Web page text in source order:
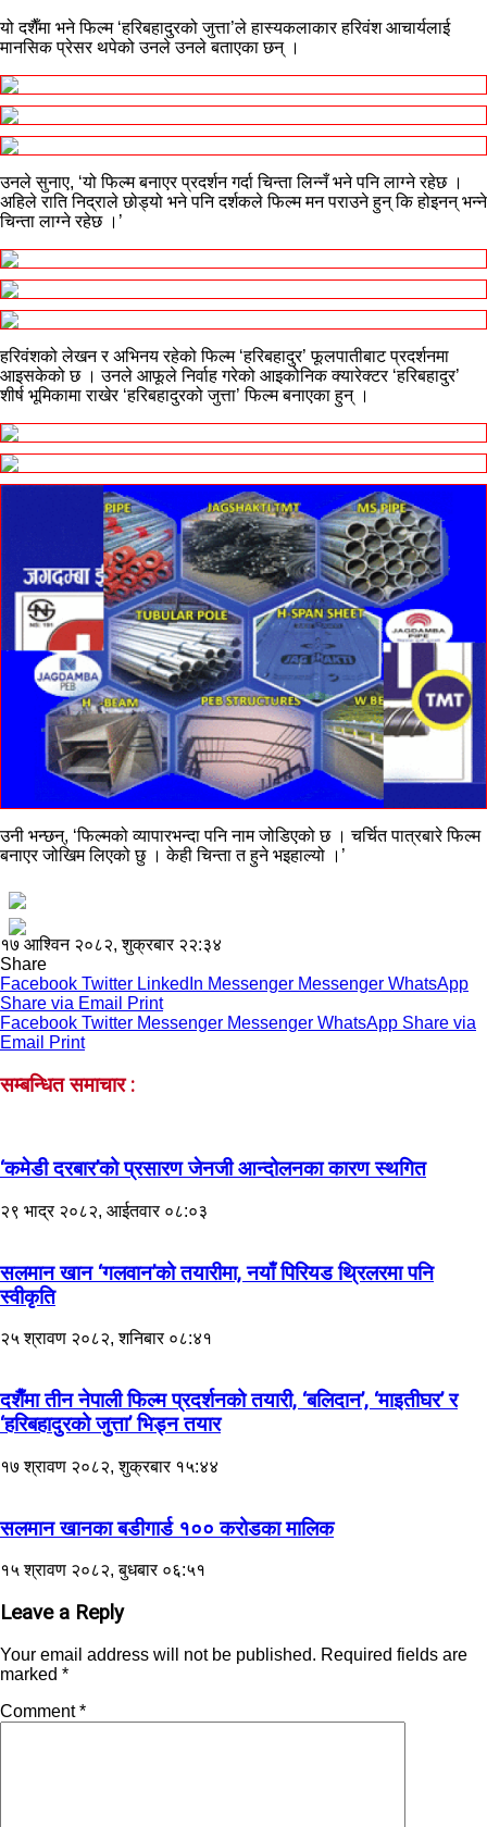
यो दशैँमा भने फिल्म ‘हरिबहादुरको जुत्ता’ले हास्यकलाकार हरिवंश आचार्यलाई
मानसिक प्रेसर थपेको उनले उनले बताएका छन् ।
उनले सुनाए, ‘यो फिल्म बनाएर प्रदर्शन गर्दा चिन्ता लिन्नँ भने पनि लाग्ने रहेछ ।
अहिले राति निद्राले छोड्यो भने पनि दर्शकले फिल्म मन पराउने हुन् कि होइनन् भन्ने
चिन्ता लाग्ने रहेछ ।’
हरिवंशको लेखन र अभिनय रहेको फिल्म ‘हरिबहादुर’ फूलपातीबाट प्रदर्शनमा
आइसकेको छ । उनले आफूले निर्वाह गरेको आइकोनिक क्यारेक्टर ‘हरिबहादुर’
शीर्ष भूमिकामा राखेर ‘हरिबहादुरको जुत्ता’ फिल्म बनाएका हुन् ।
उनी भन्छन्, ‘फिल्मको व्यापारभन्दा पनि नाम जोडिएको छ । चर्चित पात्रबारे फिल्म
बनाएर जोखिम लिएको छु । केही चिन्ता त हुने भइहाल्यो ।’
१७ आश्विन २०८२, शुक्रबार २२:३४
Share
Facebook Twitter LinkedIn Messenger Messenger WhatsApp
Share via Email
Print
Facebook Twitter Messenger Messenger WhatsApp Share via
Email
Print
सम्बन्धित समाचार :
‘कमेडी दरबार’को प्रसारण जेनजी आन्दोलनका कारण स्थगित
२९ भाद्र २०८२, आईतवार ०८:०३
सलमान खान ‘गलवान’को तयारीमा, नयाँ पिरियड थ्रिलरमा पनि
स्वीकृति
२५ श्रावण २०८२, शनिबार ०८:४१
दशैँमा तीन नेपाली फिल्म प्रदर्शनको तयारी, ‘बलिदान’, ‘माइतीघर’ र
‘हरिबहादुरको जुत्ता’ भिड्न तयार
१७ श्रावण २०८२, शुक्रबार १५:४४
सलमान खानका बडीगार्ड १०० करोडका मालिक
१५ श्रावण २०८२, बुधबार ०६:५१
Leave a Reply
Your email address will not be published. Required fields are
marked *
Comment*